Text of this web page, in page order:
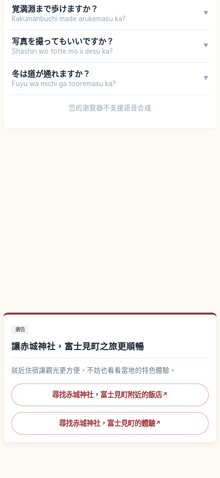
覚満淵まで歩けますか？
Kakumanbuchi made arukemasu ka?
▼
写真を撮ってもいいですか？
Shashin wo totte mo ii desu ka?
▼
冬は道が通れますか？
Fuyu wa michi ga tooremasu ka?
▼
您的瀏覽器不支援語音合成
廣告
讓赤城神社，富士見町之旅更順暢
就近住宿讓觀光更方便，不妨也看看當地的特色體驗。
尋找赤城神社，富士見町附近的飯店↗
尋找赤城神社，富士見町的體驗↗